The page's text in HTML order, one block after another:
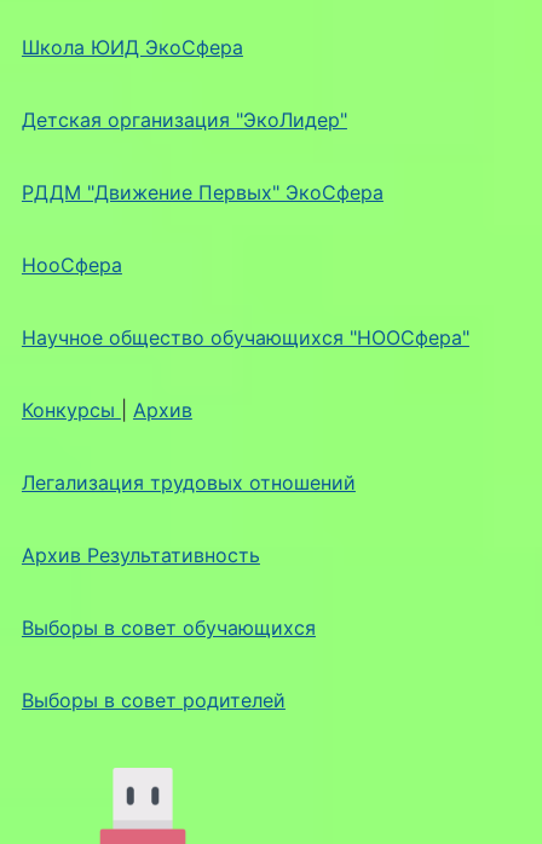
Школа ЮИД ЭкоСфера
Детская организация "ЭкоЛидер"
РДДМ "Движение Первых" ЭкоСфера
НооСфера
Научное общество обучающихся "НООСфера"
Конкурсы Архив
Легализация трудовых отношений
Архив Результативность
Выборы в совет обучающихся
Выборы в совет родителей